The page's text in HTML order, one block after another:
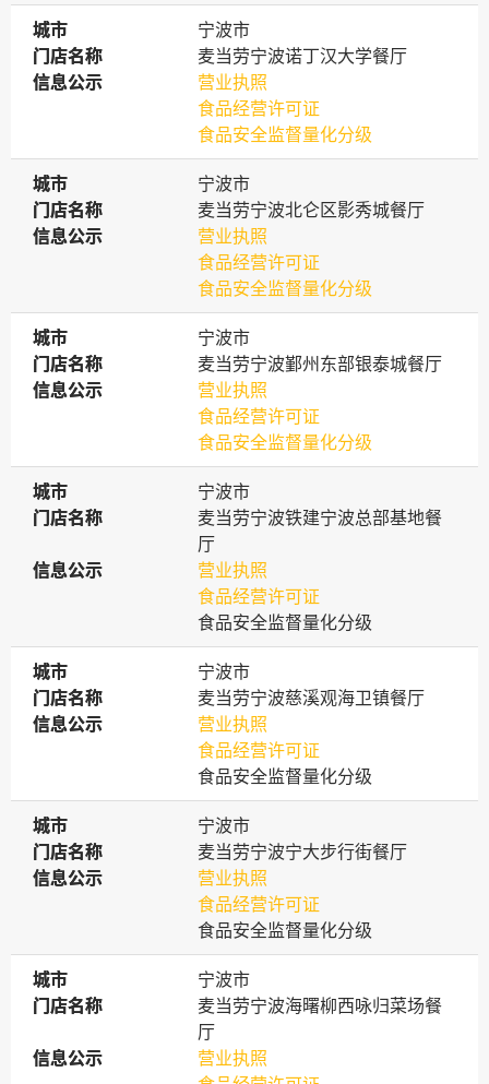
城市
城市
宁波市
门店名称
门店名称
麦当劳宁波诺丁汉大学餐厅
信息公示
信息公示
营业执照
食品经营许可证
食品安全监督量化分级
城市
城市
宁波市
门店名称
门店名称
麦当劳宁波北仑区影秀城餐厅
信息公示
信息公示
营业执照
食品经营许可证
食品安全监督量化分级
城市
城市
宁波市
门店名称
门店名称
麦当劳宁波鄞州东部银泰城餐厅
信息公示
信息公示
营业执照
食品经营许可证
食品安全监督量化分级
城市
城市
宁波市
门店名称
门店名称
麦当劳宁波铁建宁波总部基地餐
厅
信息公示
信息公示
营业执照
食品经营许可证
食品安全监督量化分级
城市
城市
宁波市
门店名称
门店名称
麦当劳宁波慈溪观海卫镇餐厅
信息公示
信息公示
营业执照
食品经营许可证
食品安全监督量化分级
城市
城市
宁波市
门店名称
门店名称
麦当劳宁波宁大步行街餐厅
信息公示
信息公示
营业执照
食品经营许可证
食品安全监督量化分级
城市
城市
宁波市
门店名称
门店名称
麦当劳宁波海曙柳西咏归菜场餐
厅
信息公示
信息公示
营业执照